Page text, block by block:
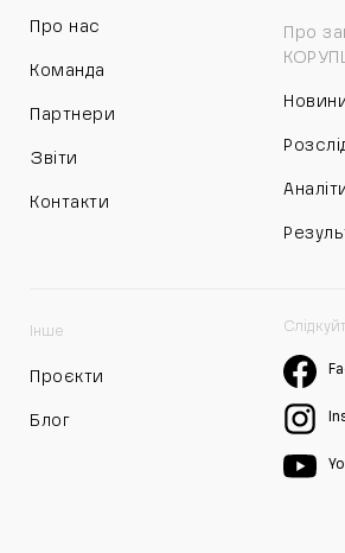
Про нас
Команда
Партнери
Звіти
Контакти
Про
Інше
Проєкти
Блог